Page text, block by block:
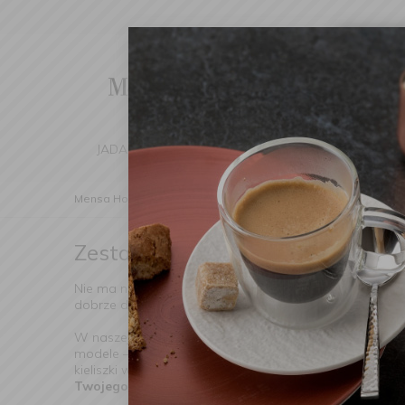
JADALNIA KUCHNIA DOM
Mensa Home Nakrycie stołu Kieliszki Zestawy
Zestawy kieliszków (Znaleziono
Nie ma nic przyjemniejszego niż wspólny toast – czy
dobrze dobrany
zestaw kieliszkówto coś więcej niż
W naszej kolekcji znajdziesz
zestawy kieliszków,
modele – każdy komplet został zaprojektowany z
kieliszki w energetycznych barwach – wybór należy do
Twojego życia